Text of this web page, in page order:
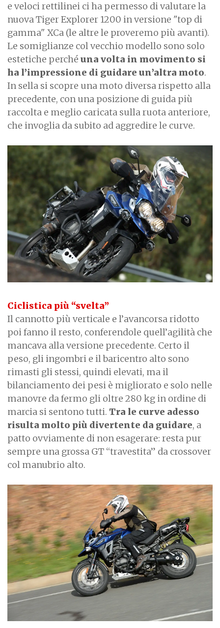
e veloci rettilinei ci ha permesso di valutare la
nuova Tiger Explorer 1200 in versione "top di
gamma" XCa (le altre le proveremo più avanti).
Le somiglianze col vecchio modello sono solo
estetiche perché una volta in movimento si
ha l’impressione di guidare un’altra moto.
In sella si scopre una moto diversa rispetto alla
precedente, con una posizione di guida più
raccolta e meglio caricata sulla ruota anteriore,
che invoglia da subito ad aggredire le curve.
Ciclistica più “svelta”
Il cannotto più verticale e l’avancorsa ridotto
poi fanno il resto, conferendole quell’agilità che
mancava alla versione precedente. Certo il
peso, gli ingombri e il baricentro alto sono
rimasti gli stessi, quindi elevati, ma il
bilanciamento dei pesi è migliorato e solo nelle
manovre da fermo gli oltre 280 kg in ordine di
marcia si sentono tutti. Tra le curve adesso
risulta molto più divertente da guidare, a
patto ovviamente di non esagerare: resta pur
sempre una grossa GT “travestita” da crossover
col manubrio alto.